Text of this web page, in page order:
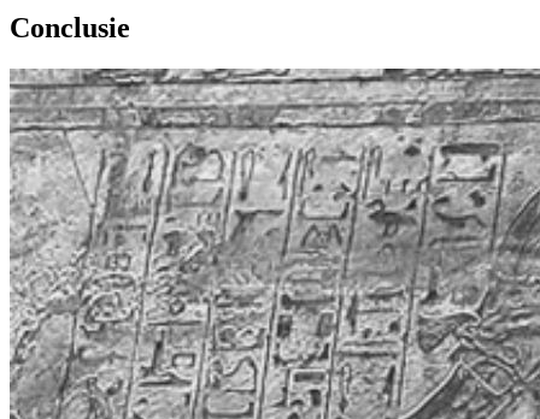
Conclusie